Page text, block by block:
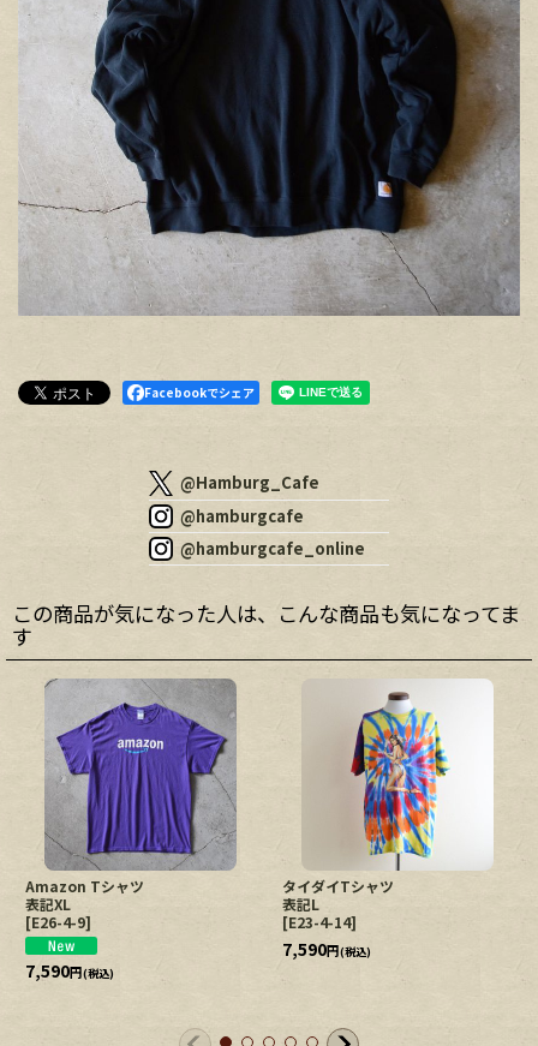
Facebookでシェア
@Hamburg_Cafe
@hamburgcafe
@hamburgcafe_online
この商品が気になった人は、こんな商品も気になってま
す
Amazon Tシャツ
表記XL
[E26-4-9]
7,590円(税込)
タイダイTシャツ
表記L
[E23-4-14]
7,590円(税込)